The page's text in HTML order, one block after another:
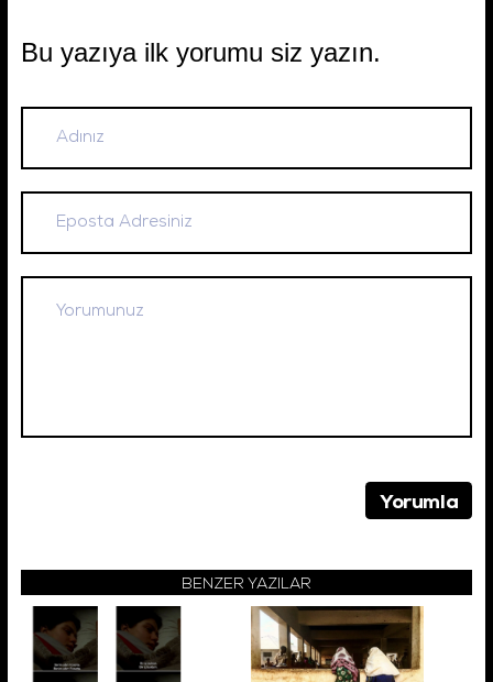
Bu yazıya ilk yorumu siz yazın.
BENZER YAZILAR